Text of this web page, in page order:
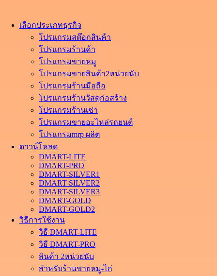
เลือกประเภทธุรกิจ
โปรแกรมสต๊อกสินค้า
โปรแกรมร้านค้า
โปรแกรมขายหมู
โปรแกรมขายสินค้า2หน่วยนับ
โปรแกรมร้านมือถือ
โปรแกรมร้านวัสดุก่อสร้าง
โปรแกรมร้านเช่า
โปรแกรมขายอะไหล่รถยนต์
โปรแกรมmrp ผลิต
ดาวน์โหลด
DMART-LITE
DMART-PRO
DMART-SILVER1
DMART-SILVER2
DMART-SILVER3
DMART-GOLD
DMART-GOLD2
วิธีการใช้งาน
วิธี DMART-LITE
วิธี DMART-PRO
สินค้า 2หน่วยนับ
สำหรับร้านขายหมู-ไก่